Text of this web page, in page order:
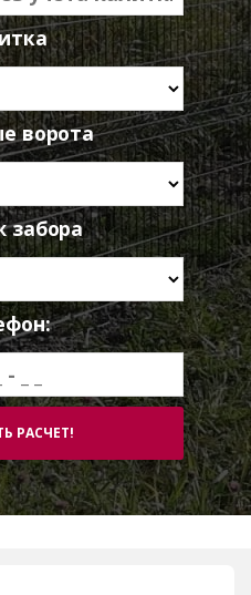
ворота
забора